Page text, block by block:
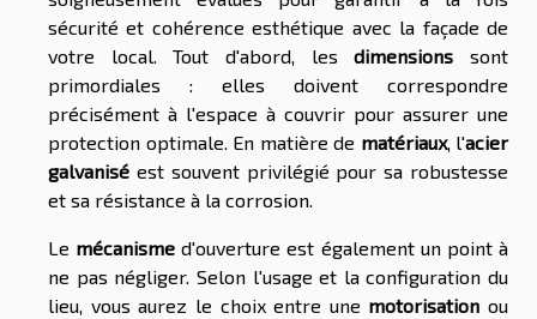
sécurité et cohérence esthétique avec la façade de
votre local. Tout d'abord, lesdimensions sont
primordiales : elles doivent correspondre
précisément à l'espace à couvrir pour assurer une
protection optimale. En matière de matériaux, l'acier
galvanisé est souvent privilégié pour sa robustesse
et sa résistance à la corrosion.
Le mécanisme d'ouverture est également un point à
ne pas négliger. Selon l'usage et la configuration du
lieu, vous aurez le choix entre une motorisation ou